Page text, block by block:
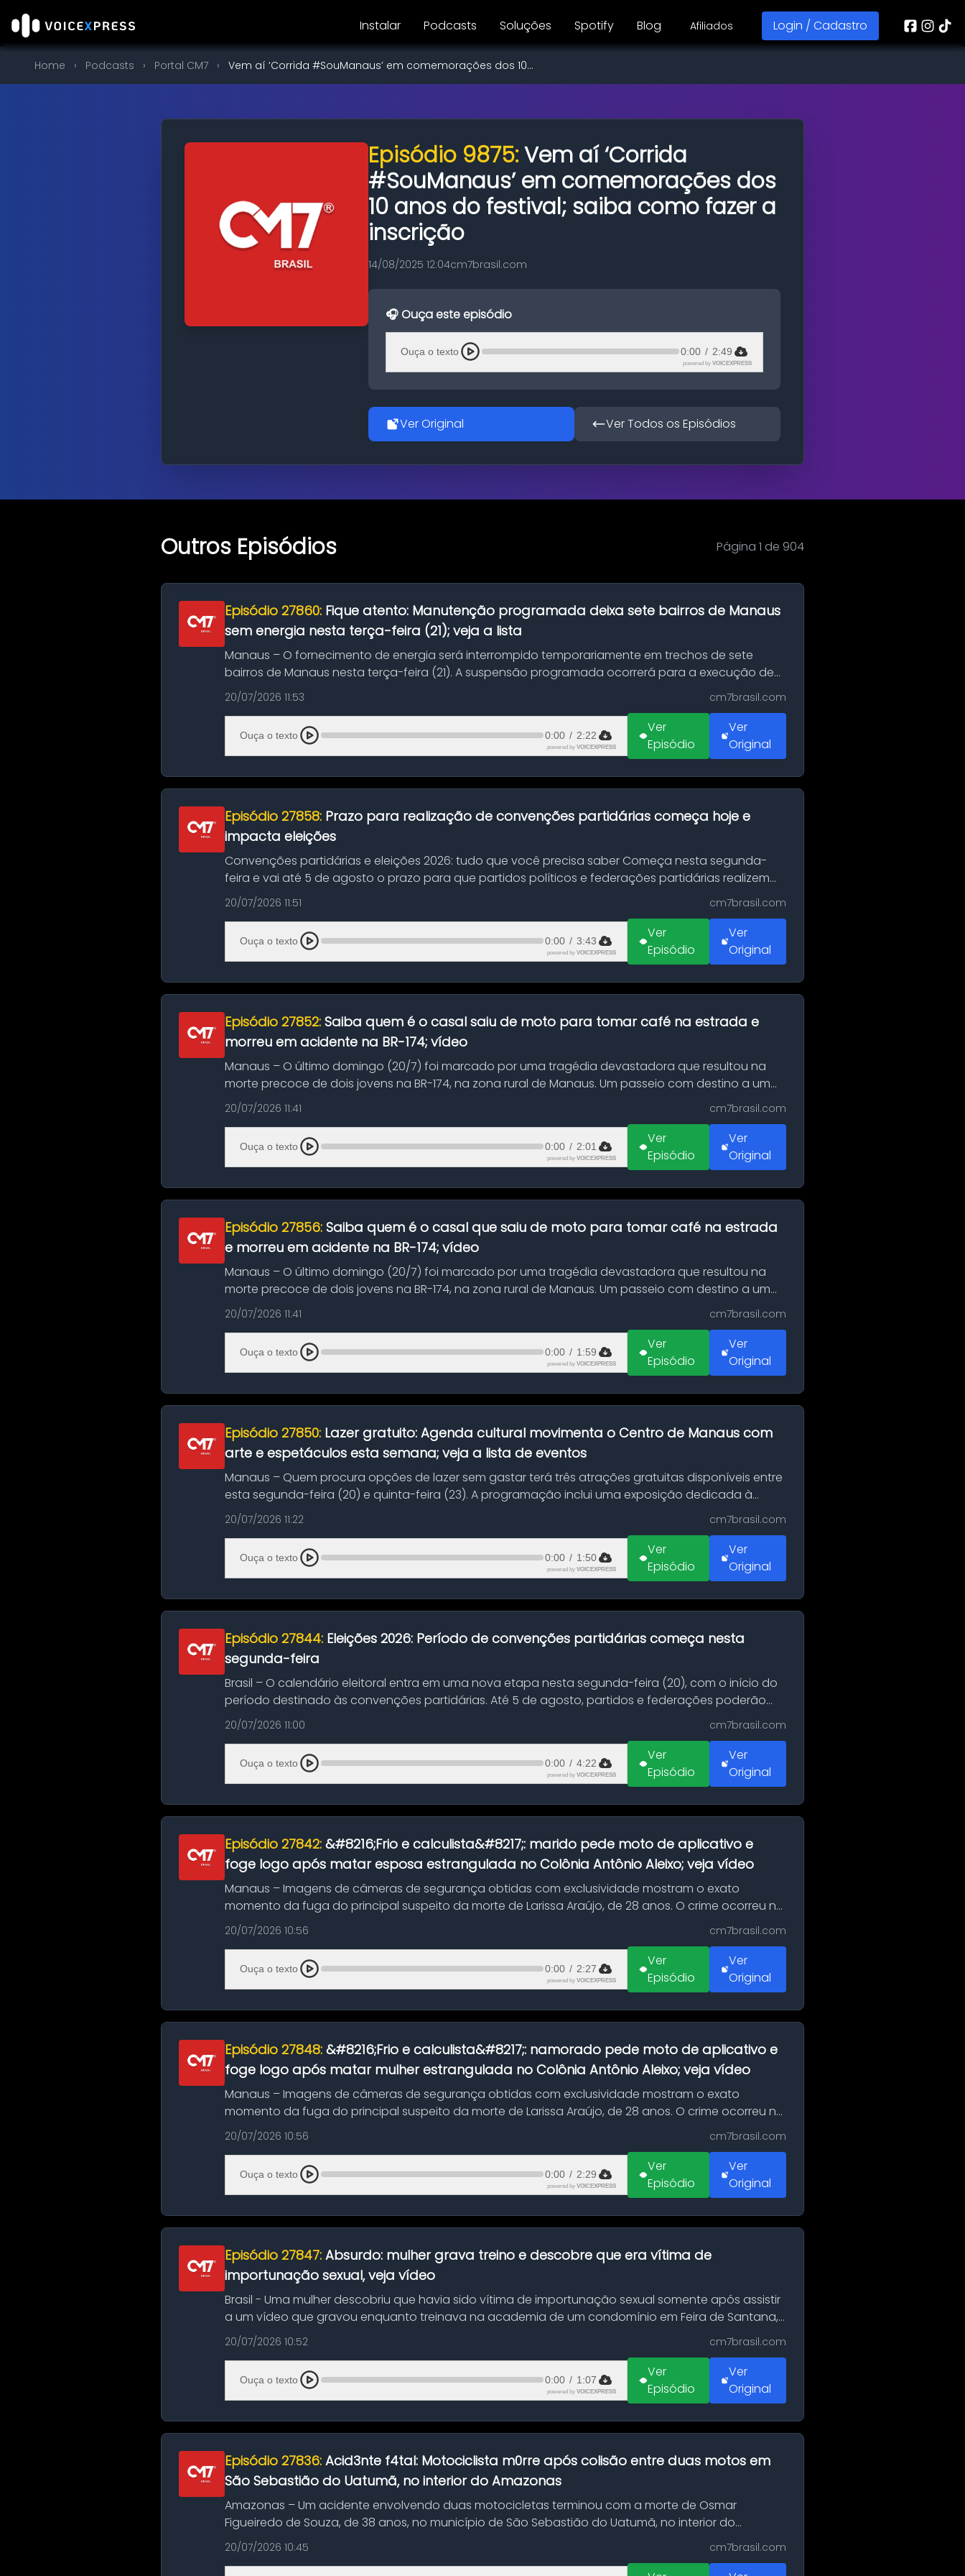
Instalar Podcasts Soluções Spotify Blog Afiliados Login / Cadastro
Home › Podcasts › Portal CM7 › Vem aí ‘Corrida #SouManaus’ em comemorações dos 10...
Episódio 9875:Vem aí ‘Corrida
#SouManaus’ em comemorações dos
10 anos do festival; saiba como fazer a
inscrição
14/08/2025 12:04cm7brasil.com
🎧 Ouça este episódio
Ouça o texto 0:00 / 2:49
powered by VOICEXPRESS
Ver Original Ver Todos os Episódios
Outros Episódios Página 1 de 904
Episódio 27860: Fique atento: Manutenção programada deixa sete bairros de Manaus
sem energia nesta terça-feira (21); veja a lista
Manaus – O fornecimento de energia será interrompido temporariamente em trechos de sete
bairros de Manaus nesta terça-feira (21). A suspensão programada ocorrerá para a execução de
serviços de manuten...
20/07/2026 11:53 cm7brasil.com
Ouça o texto 0:00 / 2:22
powered by VOICEXPRESS
Ver
Episódio
Ver
Original
Episódio 27858: Prazo para realização de convenções partidárias começa hoje e
impacta eleições
Convenções partidárias e eleições 2026: tudo que você precisa saber Começa nesta segunda-
feira e vai até 5 de agosto o prazo para que partidos políticos e federações partidárias realizem
suas convençõ...
20/07/2026 11:51 cm7brasil.com
Ouça o texto 0:00 / 3:43
powered by VOICEXPRESS
Ver
Episódio
Ver
Original
Episódio 27852: Saiba quem é o casal saiu de moto para tomar café na estrada e
morreu em acidente na BR-174; vídeo
Manaus – O último domingo (20/7) foi marcado por uma tragédia devastadora que resultou na
morte precoce de dois jovens na BR-174, na zona rural de Manaus. Um passeio com destino a um
típico café regio...
20/07/2026 11:41 cm7brasil.com
Ouça o texto 0:00 / 2:01
powered by VOICEXPRESS
Ver
Episódio
Ver
Original
Episódio 27856: Saiba quem é o casal que saiu de moto para tomar café na estrada
e morreu em acidente na BR-174; vídeo
Manaus – O último domingo (20/7) foi marcado por uma tragédia devastadora que resultou na
morte precoce de dois jovens na BR-174, na zona rural de Manaus. Um passeio com destino a um
típico café regio...
20/07/2026 11:41 cm7brasil.com
Ouça o texto 0:00 / 1:59
powered by VOICEXPRESS
Ver
Episódio
Ver
Original
Episódio 27850: Lazer gratuito: Agenda cultural movimenta o Centro de Manaus com
arte e espetáculos esta semana; veja a lista de eventos
Manaus – Quem procura opções de lazer sem gastar terá três atrações gratuitas disponíveis entre
esta segunda-feira (20) e quinta-feira (23). A programação inclui uma exposição dedicada à
história das ...
20/07/2026 11:22 cm7brasil.com
Ouça o texto 0:00 / 1:50
powered by VOICEXPRESS
Ver
Episódio
Ver
Original
Episódio 27844: Eleições 2026: Período de convenções partidárias começa nesta
segunda-feira
Brasil – O calendário eleitoral entra em uma nova etapa nesta segunda-feira (20), com o início do
período destinado às convenções partidárias. Até 5 de agosto, partidos e federações poderão
oficializa...
20/07/2026 11:00 cm7brasil.com
Ouça o texto 0:00 / 4:22
powered by VOICEXPRESS
Ver
Episódio
Ver
Original
Episódio 27842: &#8216;Frio e calculista&#8217;: marido pede moto de aplicativo e
foge logo após matar esposa estrangulada no Colônia Antônio Aleixo; veja vídeo
Manaus – Imagens de câmeras de segurança obtidas com exclusividade mostram o exato
momento da fuga do principal suspeito da morte de Larissa Araújo, de 28 anos. O crime ocorreu na
noite deste último d...
20/07/2026 10:56 cm7brasil.com
Ouça o texto 0:00 / 2:27
powered by VOICEXPRESS
Ver
Episódio
Ver
Original
Episódio 27848: &#8216;Frio e calculista&#8217;: namorado pede moto de aplicativo e
foge logo após matar mulher estrangulada no Colônia Antônio Aleixo; veja vídeo
Manaus – Imagens de câmeras de segurança obtidas com exclusividade mostram o exato
momento da fuga do principal suspeito da morte de Larissa Araújo, de 28 anos. O crime ocorreu na
noite deste último d...
20/07/2026 10:56 cm7brasil.com
Ouça o texto 0:00 / 2:29
powered by VOICEXPRESS
Ver
Episódio
Ver
Original
Episódio 27847: Absurdo: mulher grava treino e descobre que era vítima de
importunação sexual, veja vídeo
Brasil - Uma mulher descobriu que havia sido vítima de importunação sexual somente após assistir
a um vídeo que gravou enquanto treinava na academia de um condomínio em Feira de Santana,
na Bahia. O c...
20/07/2026 10:52 cm7brasil.com
Ouça o texto 0:00 / 1:07
powered by VOICEXPRESS
Ver
Episódio
Ver
Original
Episódio 27836: Acid3nte f4tal: Motociclista m0rre após colisão entre duas motos em
São Sebastião do Uatumã, no interior do Amazonas
Amazonas – Um acidente envolvendo duas motocicletas terminou com a morte de Osmar
Figueiredo de Souza, de 38 anos, no município de São Sebastião do Uatumã, no interior do
Amazonas. A colisão ocorreu n...
20/07/2026 10:45 cm7brasil.com